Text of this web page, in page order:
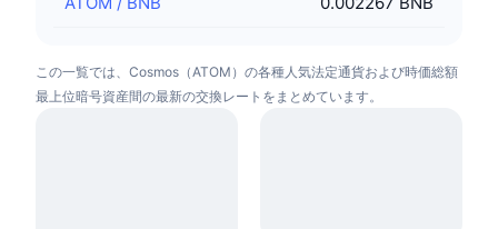
この一覧では、Cosmos（ATOM）の各種人気法定通貨および時価総額
最上位暗号資産間の最新の交換レートをまとめています。